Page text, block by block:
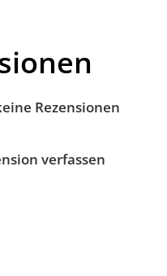
Rezensionen
verfassen